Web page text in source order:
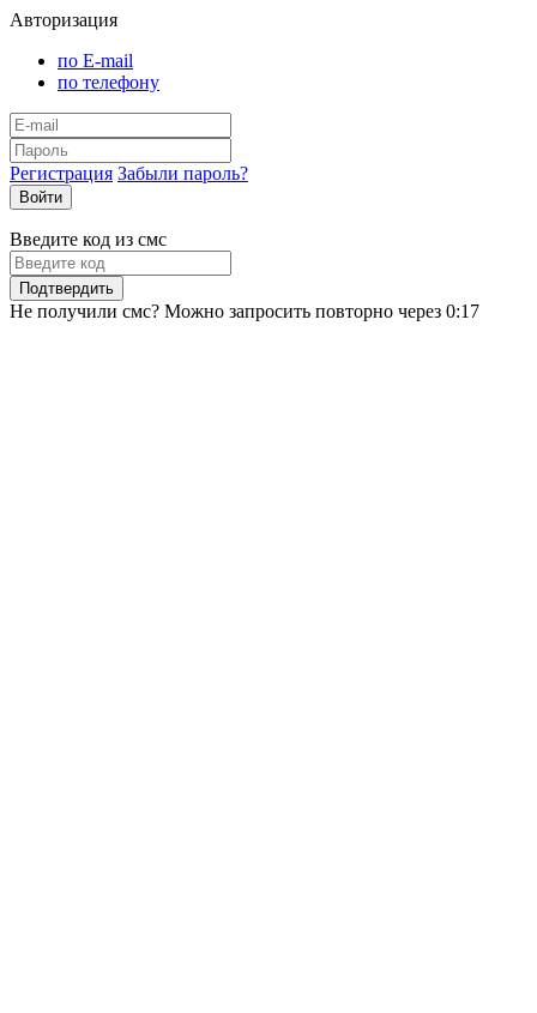
Авторизация
по E-mail
по телефону
Регистрация Забыли пароль?
Войти
Введите код из смс
Подтвердить
Не получили смс? Можно запросить повторно через 0:17